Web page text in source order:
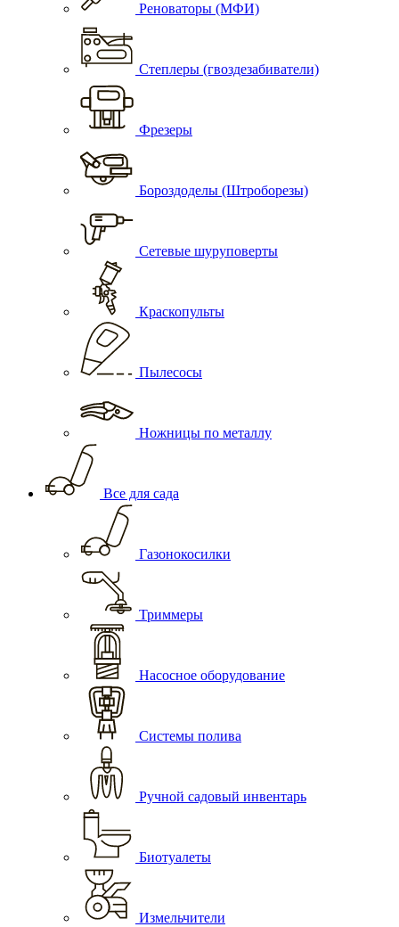
Реноваторы (МФИ)
Степлеры (гвоздезабиватели)
Фрезеры
Бороздоделы (Штроборезы)
Сетевые шуруповерты
Краскопульты
Пылесосы
Ножницы по металлу
Все для сада
Газонокосилки
Триммеры
Насосное оборудование
Системы полива
Ручной садовый инвентарь
Биотуалеты
Измельчители